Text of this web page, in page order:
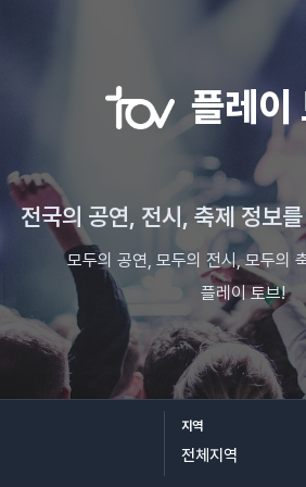
플레이
전국의 공연, 전시, 축제 정보
모두의 공연, 모두의 전시, 모두의
플레이 토브!
지역